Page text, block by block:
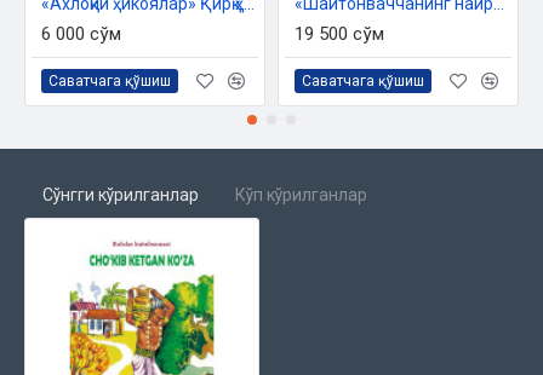
6 000 сўм
Саватчага қўшиш
19 500 сўм
Саватчага қўшиш
Сўнгги кўрилганлар Кўп кўрилганлар